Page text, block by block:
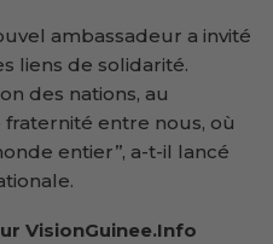
ambassadeur a invité
liens de solidarité.
des nations, au
entre nous, où
entier’’, a-t-il lancé
VisionGuinee.Info